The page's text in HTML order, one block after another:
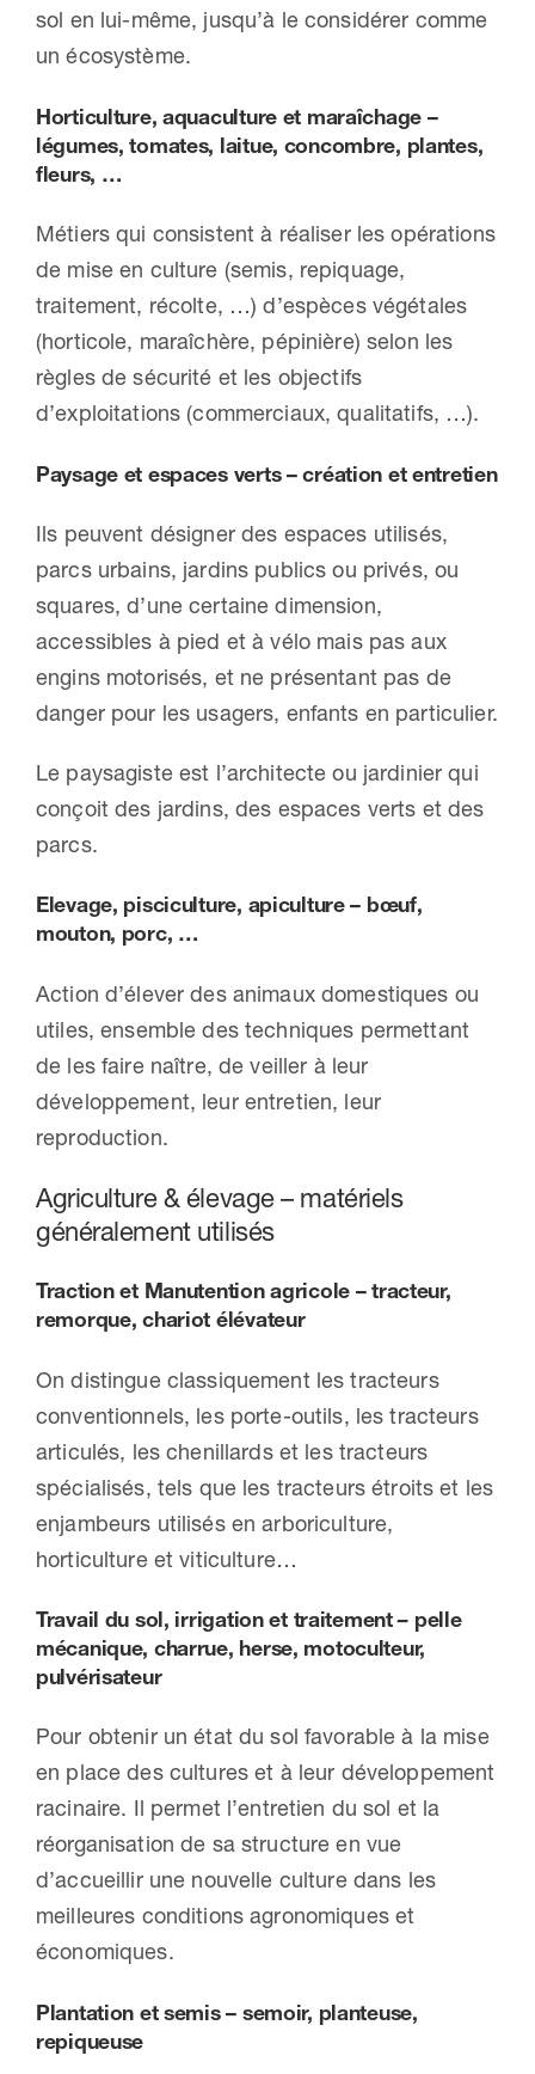
sol en lui-même, jusqu’à le considérer comme
un écosystème.
Horticulture, aquaculture et maraîchage –
légumes, tomates, laitue, concombre, plantes,
fleurs, …
Métiers qui consistent à réaliser les opérations
de mise en culture (semis, repiquage,
traitement, récolte, …) d’espèces végétales
(horticole, maraîchère, pépinière) selon les
règles de sécurité et les objectifs
d’exploitations (commerciaux, qualitatifs, …).
Paysage et espaces verts – création et entretien
Ils peuvent désigner des espaces utilisés,
parcs urbains, jardins publics ou privés, ou
squares, d’une certaine dimension,
accessibles à pied et à vélo mais pas aux
engins motorisés, et ne présentant pas de
danger pour les usagers, enfants en particulier.
Le paysagiste est l’architecte ou jardinier qui
conçoit des jardins, des espaces verts et des
parcs.
Elevage, pisciculture, apiculture – bœuf,
mouton, porc, …
Action d’élever des animaux domestiques ou
utiles, ensemble des techniques permettant
de les faire naître, de veiller à leur
développement, leur entretien, leur
reproduction.
Agriculture & élevage – matériels
généralement utilisés
Traction et Manutention agricole – tracteur,
remorque, chariot élévateur
On distingue classiquement les tracteurs
conventionnels, les porte-outils, les tracteurs
articulés, les chenillards et les tracteurs
spécialisés, tels que les tracteurs étroits et les
enjambeurs utilisés en arboriculture,
horticulture et viticulture…
Travail du sol, irrigation et traitement– pelle
mécanique, charrue, herse, motoculteur,
pulvérisateur
Pour obtenir un état du sol favorable à la mise
en place des cultures et à leur développement
racinaire. Il permet l’entretien du sol et la
réorganisation de sa structure en vue
d’accueillir une nouvelle culture dans les
meilleures conditions agronomiques et
économiques.
Plantation et semis – semoir, planteuse,
repiqueuse